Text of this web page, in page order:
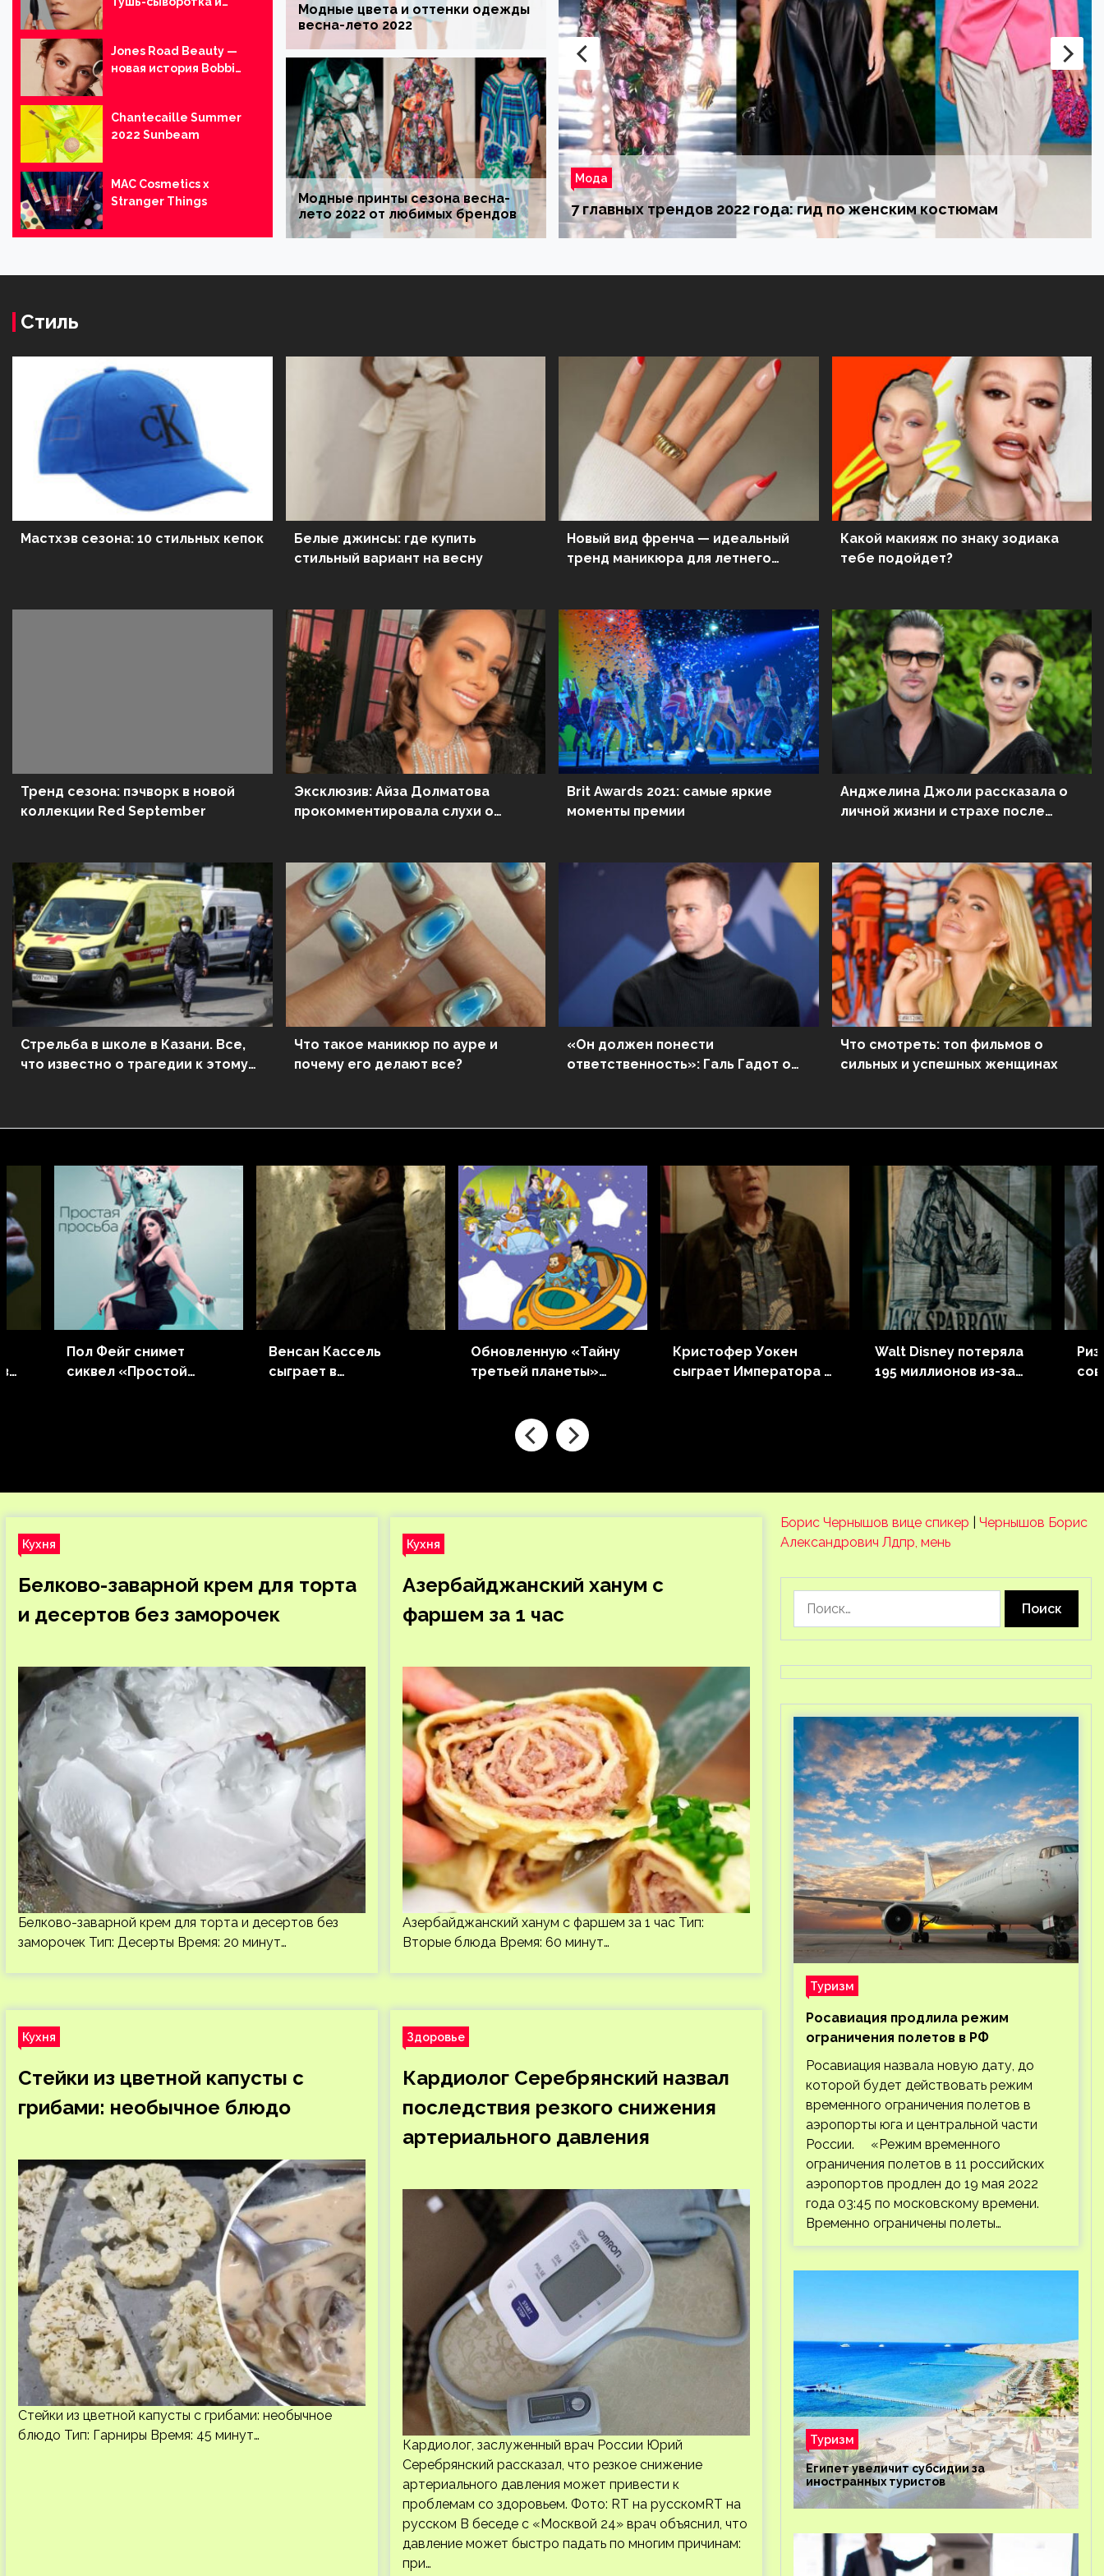
Jones Road Beauty —
новая история Bobbi
Chantecaille Summer
2022 Sunbeam
MAC Cosmetics х
Stranger Things
Модные цвета и оттенки одежды
весна-лето 2022
Модные принты сезона весна-
лето 2022 от любимых брендов
Мода
100 модных трендов и тенденций 2023 года
Мода
7 главных трендов 2022 года: гид по женским костюмам
Стиль
Мастхэв сезона: 10 стильных кепок
Белые джинсы: где купить
стильный вариант на весну
Новый вид френча — идеальный
тренд маникюра для летнего
Какой макияж по знаку зодиака
тебе подойдет?
Тренд сезона: пэчворк в новой
коллекции Red September
Эксклюзив: Айза Долматова
прокомментировала слухи о
Brit Awards 2021: самые яркие
моменты премии
Анджелина Джоли рассказала о
личной жизни и страхе после
Стрельба в школе в Казани. Все,
что известно о трагедии к этому
Что такое маникюр по ауре и
почему его делают все?
«Он должен понести
ответственность»: Галь Гадот о
Что смотреть: топ фильмов о
сильных и успешных женщинах
Пол Фейг снимет
сиквел «Простой
Венсан Кассель
сыграет в
Обновленную «Тайну
третьей планеты»
Кристофер Уокен
сыграет Императора в
Walt Disney потеряла
195 миллионов из-за
Кухня
Белково-заварной крем для торта
и десертов без заморочек
Белково-заварной крем для торта и десертов без
заморочек Тип: Десерты Время: 20 минут…
Кухня
Азербайджанский ханум с
фаршем за 1 час
Азербайджанский ханум с фаршем за 1 час Тип:
Вторые блюда Время: 60 минут…
Кухня
Стейки из цветной капусты с
грибами: необычное блюдо
Стейки из цветной капусты с грибами: необычное
блюдо Тип: Гарниры Время: 45 минут…
Здоровье
Кардиолог Серебрянский назвал
последствия резкого снижения
артериального давления
Кардиолог, заслуженный врач России Юрий
Серебрянский рассказал, что резкое снижение
артериального давления может привести к
проблемам со здоровьем. Фото: RT на русскомRT на
русском В беседе с «Москвой 24» врач объяснил, что
давление может быстро падать по многим причинам:
при…
Борис Чернышов вице спикер
Чернышов Борис
Александрович Лдпр, мень
Туризм
Росавиация продлила режим
ограничения полетов в РФ
Росавиация назвала новую дату, до
которой будет действовать режим
временного ограничения полетов в
аэропорты юга и центральной части
России. «Режим временного
ограничения полетов в 11 российских
аэропортов продлен до 19 мая 2022
года 03:45 по московскому времени.
Временно ограничены полеты…
Туризм
Египет увеличит субсидии за
иностранных туристов